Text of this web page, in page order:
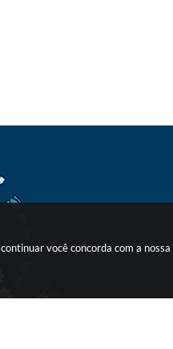
você concorda com a nossa